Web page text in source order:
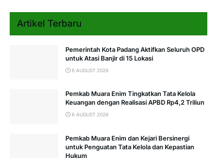
Artikel Terbaru
Pemerintah Kota Padang Aktifkan Seluruh OPD
untuk Atasi Banjir di 15 Lokasi
6 AUGUST 2026
Pemkab Muara Enim Tingkatkan Tata Kelola
Keuangan dengan Realisasi APBD Rp4,2 Triliun
6 AUGUST 2026
Pemkab Muara Enim dan Kejari Bersinergi
untuk Penguatan Tata Kelola dan Kepastian
Hukum